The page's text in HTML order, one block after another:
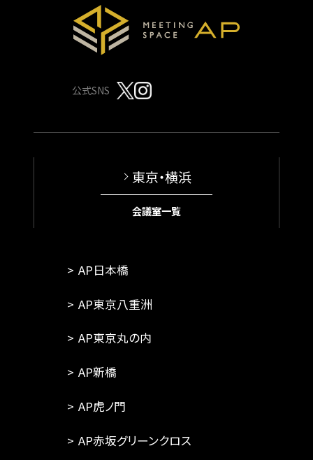
公式SNS
東京・横浜
会議室一覧
AP日本橋
AP東京八重洲
AP東京丸の内
AP新橋
AP虎ノ門
AP赤坂グリーンクロス